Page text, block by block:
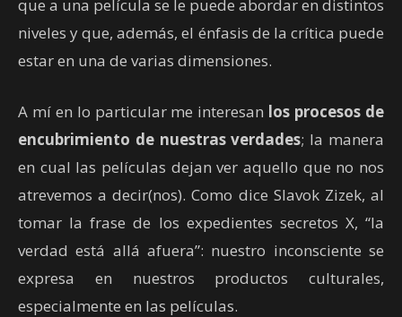
que a una película se le puede abordar en distintos
niveles y que, además, el énfasis de la crítica puede
estar en una de varias dimensiones.
A mí en lo particular me interesan los procesos de
encubrimiento de nuestras verdades; la manera
en cual las películas dejan ver aquello que no nos
atrevemos a decir(nos). Como dice Slavok Zizek, al
tomar la frase de los expedientes secretos X, “la
verdad está allá afuera”: nuestro inconsciente se
expresa en nuestros productos culturales,
especialmente en las películas.